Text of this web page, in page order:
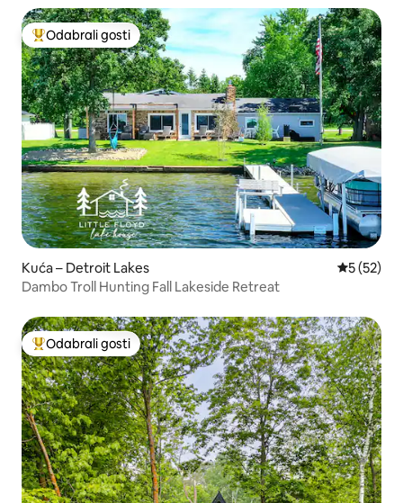
Među najviše rangiranima s oznakom „Odabrali gosti”
Odabrali gosti
Kuća – Detroit Lakes Prosječna
5 (52)
Dambo Troll Hunting Fall Lakeside Retreat
Među najviše rangiranima s oznakom „Odabrali gosti”
Odabrali gosti